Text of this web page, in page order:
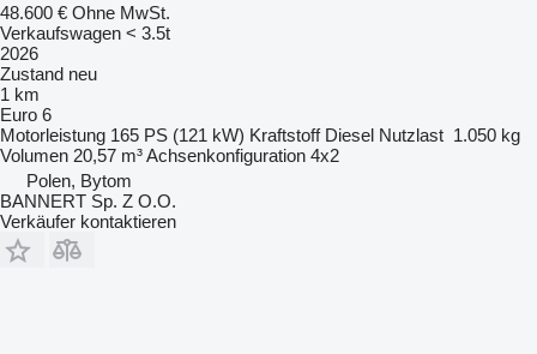
48.600 € Ohne MwSt.
Verkaufswagen < 3.5t
2026
Zustand neu
1 km
Euro 6
Motorleistung 165 PS (121 kW) Kraftstoff Diesel Nutzlast 1.050 kg
Volumen 20,57 m³Achsenkonfiguration 4x2
Polen, Bytom
BANNERT Sp. Z O.O.
Verkäufer kontaktieren